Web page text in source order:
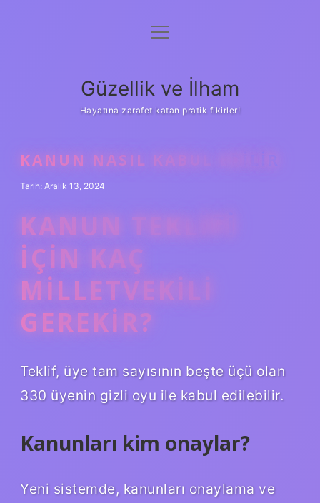
Anasayfa
Yasal Uyarı
menüyü
Güzellik ve İlham
Hayatına zarafet katan pratik fikirler!
KANUN NASIL KABUL EDILIR
Tarih: Aralık 13, 2024
KANUN TEKLIFI
IÇIN KAÇ
MILLETVEKILI
GEREKIR?
Teklif, üye tam sayısının beşte üçü olan
330 üyenin gizli oyu ile kabul edilebilir.
Kanunları kim onaylar?
Yeni sistemde, kanunları onaylama ve